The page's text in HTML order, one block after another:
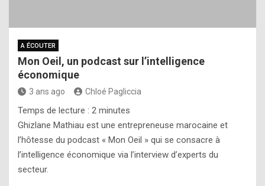
A ÉCOUTER
Mon Oeil, un podcast sur l’intelligence
économique
3 ans ago Chloé Pagliccia
Temps de lecture : 2 minutes
Ghizlane Mathiau est une entrepreneuse marocaine et
l’hôtesse du podcast « Mon Oeil » qui se consacre à
l’intelligence économique via l’interview d’experts du
secteur.